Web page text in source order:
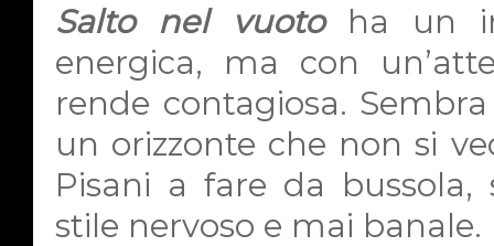
Salto nel vuotoha un
energica, ma con
rende contagiosa.
un orizzonte che non si
Pisani a fare da
stile nervoso e mai banale.